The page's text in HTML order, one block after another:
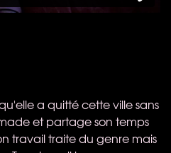
a quitté cette ville sans
et partage son temps
travail traite du genre mais